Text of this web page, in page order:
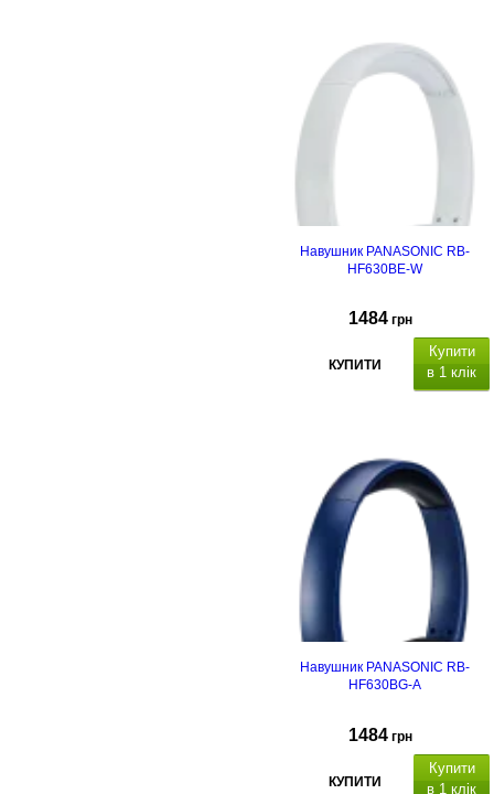
Навушник PANASONIC RB-
HF630BE-W
1484 грн
КУПИТИ
Купити
в 1 клік
Навушник PANASONIC RB-
HF630BG-A
1484 грн
КУПИТИ
Купити
в 1 клік